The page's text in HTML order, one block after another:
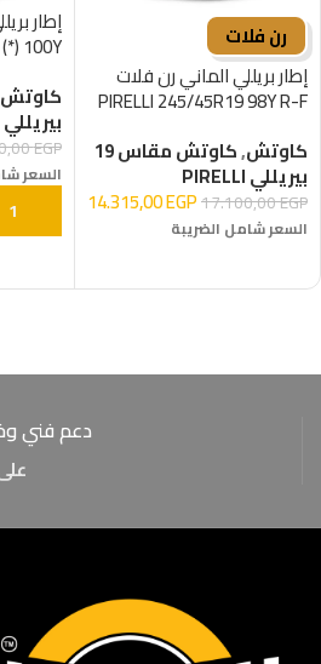
رن فلات
إطار بريللي الماني رن فلات
PIRELLI 245/45R19 98Y R-F
كاوتش,كاوتش مقاس 19
بيريللي PIRELLI
17.100,00EGP
14.315,00EGP
السعر شامل الضريبة
100Y
كاوتش
بيريللي PIRELLI
EGP
السعر
دعم فني